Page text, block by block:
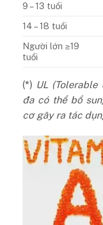
9 – 13 tuổi
14 – 18 tuổi
Người lớn ≥19
tuổi
(*) UL
đa có thể bổ
cơ gây ra tác